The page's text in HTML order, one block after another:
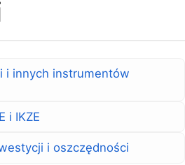
i innych instrumentów
i IKZE
i oszczędności